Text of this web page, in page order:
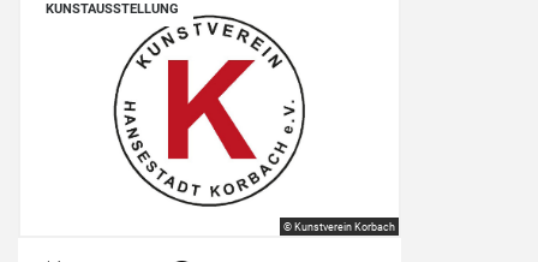
KUNSTAUSSTELLUNG
© Kunstverein Korbach